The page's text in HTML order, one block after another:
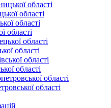
області
області
області
області
області